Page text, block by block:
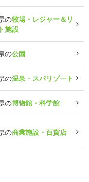
の牧場・レジャー＆リ
施設
の公園
の温泉・スパリゾート
の博物館・科学館
の商業施設・百貨店